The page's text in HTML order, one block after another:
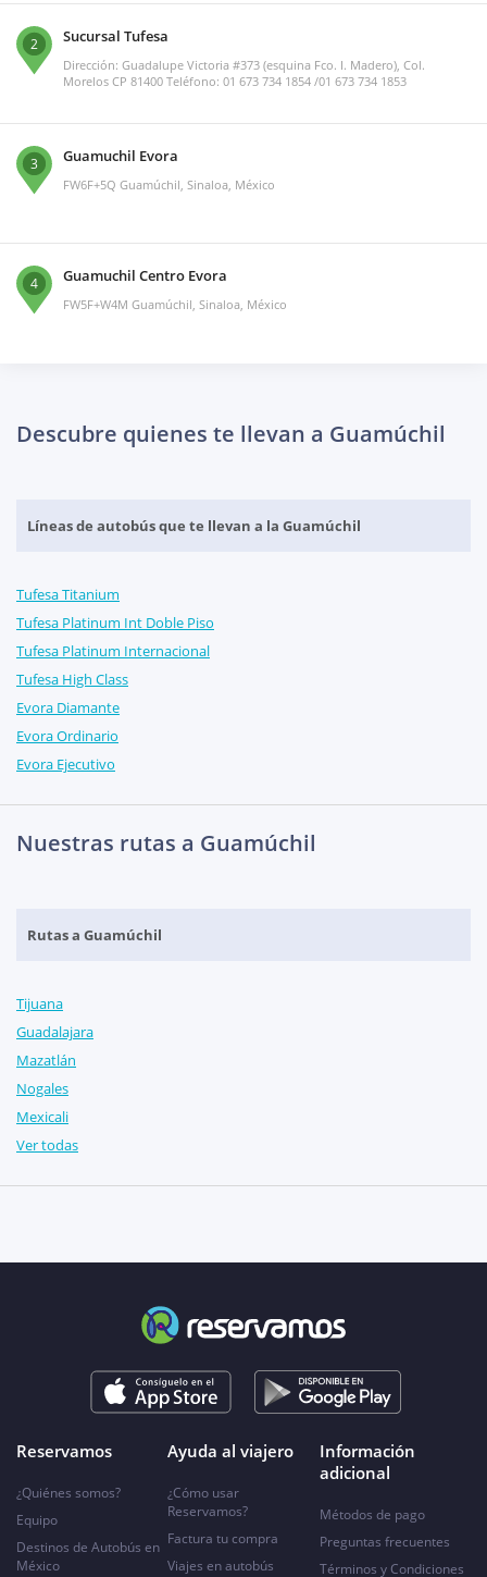
2 Sucursal Tufesa
Dirección: Guadalupe Victoria #373 (esquina Fco. I. Madero), Col.
Morelos CP 81400 Teléfono: 01 673 734 1854 /01 673 734 1853
3 Guamuchil Evora
FW6F+5Q Guamúchil, Sinaloa, México
4 Guamuchil Centro Evora
FW5F+W4M Guamúchil, Sinaloa, México
Descubre quienes te llevan a Guamúchil
Líneas de autobús que te llevan a la Guamúchil
Tufesa Titanium
Tufesa Platinum Int Doble Piso
Tufesa Platinum Internacional
Tufesa High Class
Evora Diamante
Evora Ordinario
Evora Ejecutivo
Nuestras rutas a Guamúchil
Rutas a Guamúchil
Tijuana
Guadalajara
Mazatlán
Nogales
Mexicali
Ver todas
Reservamos
¿Quiénes somos?
Equipo
Destinos de Autobús en
México
Ayuda al viajero
¿Cómo usar
Reservamos?
Factura tu compra
Viajes en autobús
Información
adicional
Métodos de pago
Preguntas frecuentes
Términos y Condiciones